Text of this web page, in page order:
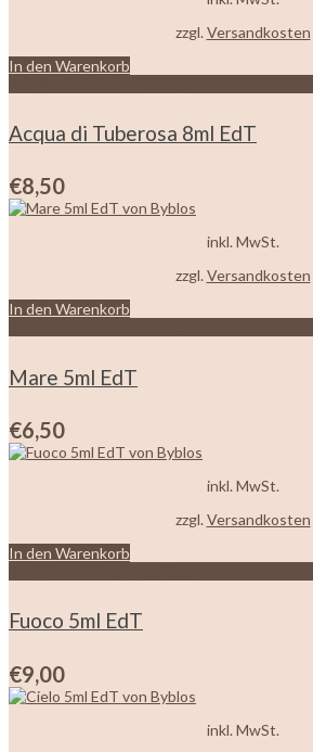
zzgl. Versandkosten
In den Warenkorb
Acqua di Tuberosa 8ml EdT
€8,50
inkl. MwSt.
zzgl.Versandkosten
In den Warenkorb
Mare 5ml EdT
€6,50
inkl. MwSt.
zzgl. Versandkosten
In den Warenkorb
Fuoco 5ml EdT
€9,00
inkl. MwSt.